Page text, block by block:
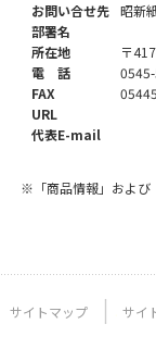
お問い合せ先
昭新
部署名
所在地
〒
電 話
FAX
URL
代表E-mail
※「商品情報」および
サイトマップ サイ